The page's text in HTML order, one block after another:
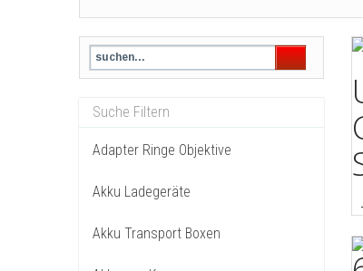
Adapter Ringe Objektive
Akku Ladegeräte
Akku Transport Boxen